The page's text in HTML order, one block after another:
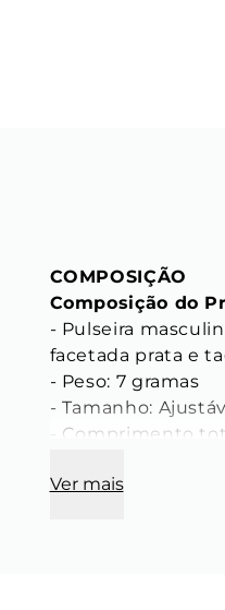
COMPOSIÇÃO
Composição do
- Pulseira
facetada prata e
- Peso: 7 gramas
- Tamanho:
- Comprimento
CARACTERÍSTICAS
Ver mais